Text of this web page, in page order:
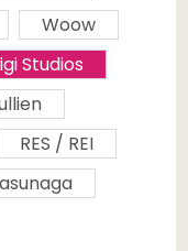
Woow
Studios
RES / REI